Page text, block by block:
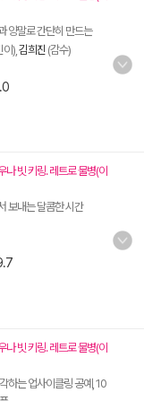
양말로 간단히 만드는
), 김희진 (감수)
빗 키링. 레트로 물병(이
보내는 달콤한 시간
빗 키링. 레트로 물병(이
하는 업사이클링 공예, 10